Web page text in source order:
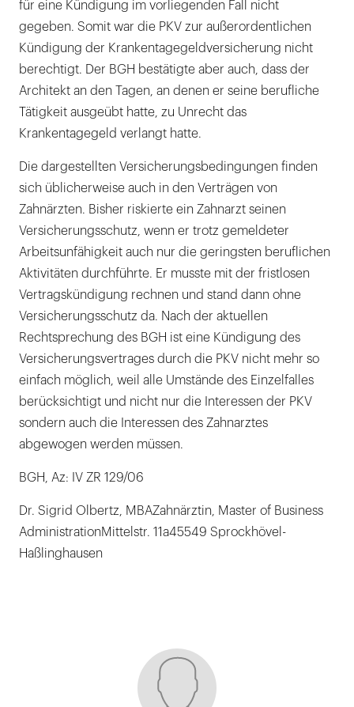
für eine Kündigung im vorliegenden Fall nicht
gegeben. Somit war die PKV zur außerordentlichen
Kündigung der Krankentagegeldversicherung nicht
berechtigt. Der BGH bestätigte aber auch, dass der
Architekt an den Tagen, an denen er seine berufliche
Tätigkeit ausgeübt hatte, zu Unrecht das
Krankentagegeld verlangt hatte.
Die dargestellten Versicherungsbedingungen finden
sich üblicherweise auch in den Verträgen von
Zahnärzten. Bisher riskierte ein Zahnarzt seinen
Versicherungsschutz, wenn er trotz gemeldeter
Arbeitsunfähigkeit auch nur die geringsten beruflichen
Aktivitäten durchführte. Er musste mit der fristlosen
Vertragskündigung rechnen und stand dann ohne
Versicherungsschutz da. Nach der aktuellen
Rechtsprechung des BGH ist eine Kündigung des
Versicherungsvertrages durch die PKV nicht mehr so
einfach möglich, weil alle Umstände des Einzelfalles
berücksichtigt und nicht nur die Interessen der PKV
sondern auch die Interessen des Zahnarztes
abgewogen werden müssen.
BGH, Az: IV ZR 129/06
Dr. Sigrid Olbertz, MBAZahnärztin, Master of Business
AdministrationMittelstr. 11a45549 Sprockhövel-
Haßlinghausen